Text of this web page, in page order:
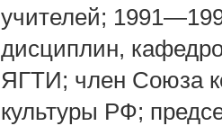
учителей;
дисциплин,
ЯГТИ; член Союза
культуры РФ;